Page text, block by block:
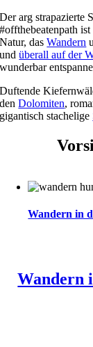
Der arg strapazierte
#offthebeatenpath
Natur, dasWandern
undüberall auf der
wunderbar
Duftende
denDolomiten,
gigantisch stachelige
Wandern in
Wandern